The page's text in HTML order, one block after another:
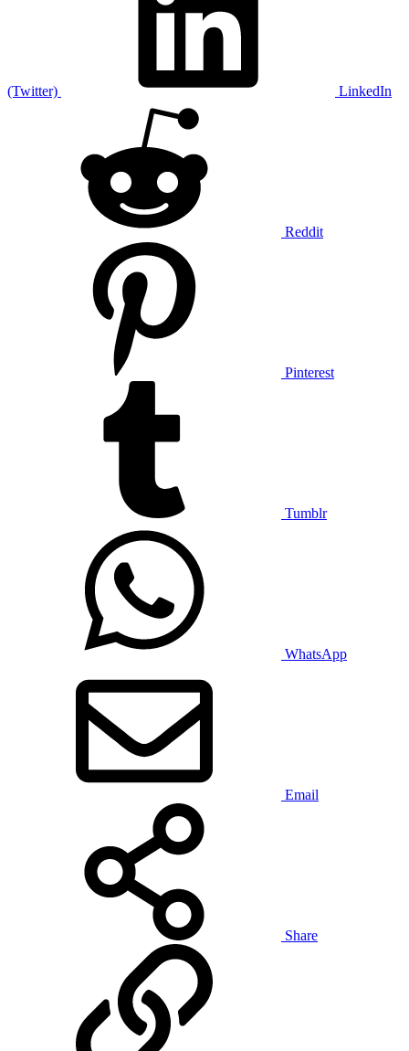
(Twitter) LinkedIn
Reddit
Pinterest
Tumblr
WhatsApp
Email
Share